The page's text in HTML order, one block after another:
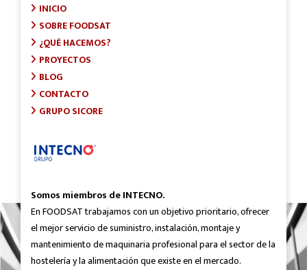
INICIO
SOBRE FOODSAT
¿QUÉ HACEMOS?
PROYECTOS
BLOG
CONTACTO
GRUPO SICORE
Somos miembros de INTECNO.
En FOODSAT trabajamos con un objetivo prioritario, ofrecer
el mejor servicio de suministro, instalación, montaje y
mantenimiento de maquinaria profesional para el sector de la
hostelería y la alimentación que existe en el mercado.